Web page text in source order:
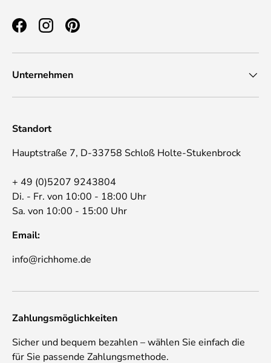
FacebookInstagramPinterest
Unternehmen
Standort
Hauptstraße 7, D-33758 Schloß Holte-Stukenbrock
+ 49 (0)5207 9243804
Di. - Fr. von 10:00 - 18:00 Uhr
Sa. von 10:00 - 15:00 Uhr
Email:
info@richhome.de
Zahlungsmöglichkeiten
Sicher und bequem bezahlen – wählen Sie einfach die
für Sie passende Zahlungsmethode.